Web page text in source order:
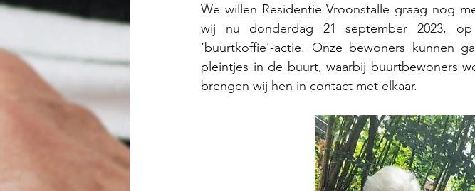
We willen Residentie Vroonstalle graag nog
wij nu donderdag 21 september 2023,
‘buurtkoffie’-actie. Onze bewoners kunnen
pleintjes in de buurt, waarbij buurtbewoners
brengen wij hen in contact met elkaar.